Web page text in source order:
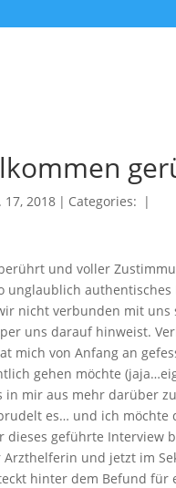
2018 | Categories: |
und voller
unglaublich
nicht verbunden mit
uns darauf hinweist.
mich von Anfang an
gehen möchte
in mir aus mehr darüber
es… und ich möchte
dieses geführte Interview
und jetzt im
hinter dem Befund für